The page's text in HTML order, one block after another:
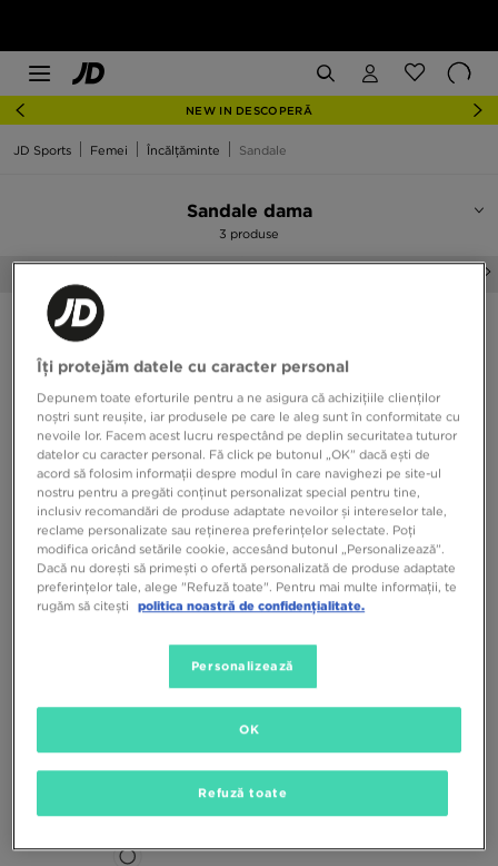
NEW IN DESCOPERĂ
JD Sports Femei Încălțăminte Sandale
Sandale dama
3 produse
Sortează:
UGG W GOLDENGLOW
449,99 RON
Îți protejăm datele cu caracter personal
Depunem toate eforturile pentru a ne asigura că achizițiile clienților
noștri sunt reușite, iar produsele pe care le aleg sunt în conformitate cu
nevoile lor. Facem acest lucru respectând pe deplin securitatea tuturor
datelor cu caracter personal. Fă click pe butonul „OK” dacă ești de
acord să folosim informații despre modul în care navighezi pe site-ul
nostru pentru a pregăti conținut personalizat special pentru tine,
inclusiv recomandări de produse adaptate nevoilor și intereselor tale,
reclame personalizate sau reținerea preferințelor selectate. Poți
modifica oricând setările cookie, accesând butonul „Personalizează”.
Dacă nu dorești să primești o ofertă personalizată de produse adaptate
preferințelor tale, alege "Refuză toate". Pentru mai multe informații, te
rugăm să citești
politica noastră de confidențialitate.
Personalizează
Refuză toate
OK